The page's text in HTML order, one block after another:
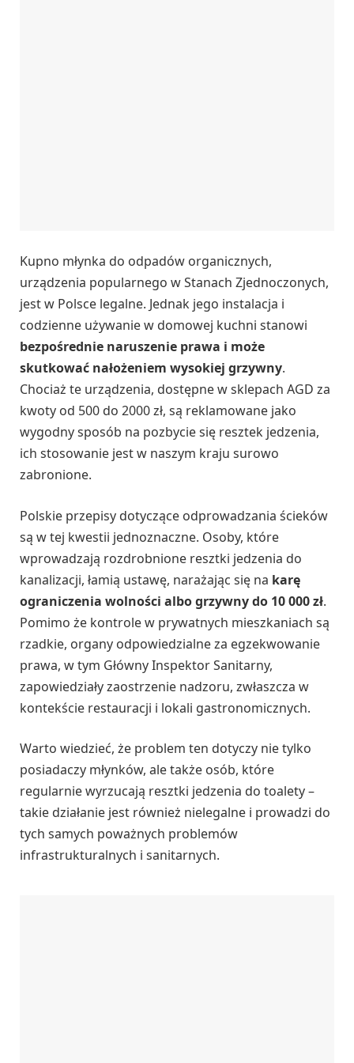
Kupno młynka do odpadów organicznych,
urządzenia popularnego w Stanach Zjednoczonych,
jest w Polsce legalne. Jednak jego instalacja i
codzienne używanie w domowej kuchni stanowi
bezpośrednie naruszenie prawa i może
skutkować nałożeniem wysokiej grzywny.
Chociaż te urządzenia, dostępne w sklepach AGD za
kwoty od 500 do 2000 zł, są reklamowane jako
wygodny sposób na pozbycie się resztek jedzenia,
ich stosowanie jest w naszym kraju surowo
zabronione.
Polskie przepisy dotyczące odprowadzania ścieków
są w tej kwestii jednoznaczne. Osoby, które
wprowadzają rozdrobnione resztki jedzenia do
kanalizacji, łamią ustawę, narażając się na karę
ograniczenia wolności albo grzywny do 10 000 zł.
Pomimo że kontrole w prywatnych mieszkaniach są
rzadkie, organy odpowiedzialne za egzekwowanie
prawa, w tym Główny Inspektor Sanitarny,
zapowiedziały zaostrzenie nadzoru, zwłaszcza w
kontekście restauracji i lokali gastronomicznych.
Warto wiedzieć, że problem ten dotyczy nie tylko
posiadaczy młynków, ale także osób, które
regularnie wyrzucają resztki jedzenia do toalety –
takie działanie jest również nielegalne i prowadzi do
tych samych poważnych problemów
infrastrukturalnych i sanitarnych.